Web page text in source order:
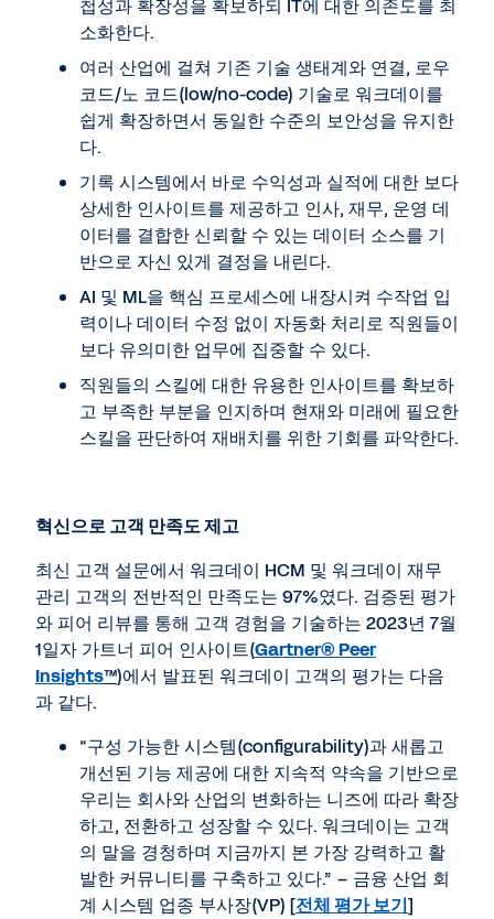
첩성과 확장성을 확보하되 IT에 대한 의존도를 최
소화한다.
여러 산업에 걸쳐 기존 기술 생태계와 연결, 로우
코드/노 코드(low/no-code) 기술로 워크데이를
쉽게 확장하면서 동일한 수준의 보안성을 유지한
다.
기록 시스템에서 바로 수익성과 실적에 대한 보다
상세한 인사이트를 제공하고 인사, 재무, 운영 데
이터를 결합한 신뢰할 수 있는 데이터 소스를 기
반으로 자신 있게 결정을 내린다.
AI 및 ML을 핵심 프로세스에 내장시켜 수작업 입
력이나 데이터 수정 없이 자동화 처리로 직원들이
보다 유의미한 업무에 집중할 수 있다.
직원들의 스킬에 대한 유용한 인사이트를 확보하
고 부족한 부분을 인지하며 현재와 미래에 필요한
스킬을 판단하여 재배치를 위한 기회를 파악한다.
혁신으로 고객 만족도 제고
최신 고객 설문에서 워크데이 HCM 및 워크데이 재무
관리 고객의 전반적인 만족도는 97%였다. 검증된 평가
와 피어 리뷰를 통해 고객 경험을 기술하는 2023년 7월
1일자 가트너 피어 인사이트(Gartner® Peer
Insights™)에서 발표된 워크데이 고객의 평가는 다음
과 같다.
“구성 가능한 시스템(configurability)과 새롭고
개선된 기능 제공에 대한 지속적 약속을 기반으로
우리는 회사와 산업의 변화하는 니즈에 따라 확장
하고, 전환하고 성장할 수 있다. 워크데이는 고객
의 말을 경청하며 지금까지 본 가장 강력하고 활
발한 커뮤니티를 구축하고 있다.” – 금융 산업 회
계 시스템 업종 부사장(VP) [전체 평가 보기]